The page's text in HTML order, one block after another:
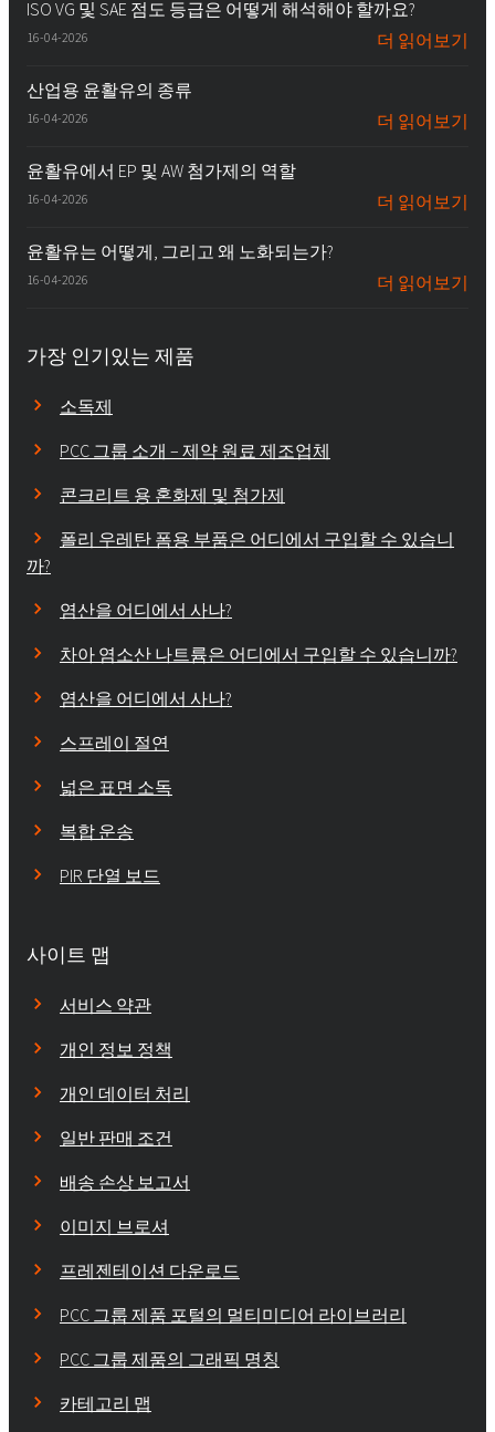
ISO VG 및 SAE 점도 등급은 어떻게 해석해야 할까요?
16-04-2026 더 읽어보기
산업용 윤활유의 종류
16-04-2026 더 읽어보기
윤활유에서 EP 및 AW 첨가제의 역할
16-04-2026 더 읽어보기
윤활유는 어떻게, 그리고 왜 노화되는가?
16-04-2026 더 읽어보기
가장 인기있는 제품
소독제
PCC 그룹 소개 – 제약 원료 제조업체
콘크리트 용 혼화제 및 첨가제
폴리 우레탄 폼용 부품은 어디에서 구입할 수 있습니
까?
염산을 어디에서 사나?
차아 염소산 나트륨은 어디에서 구입할 수 있습니까?
염산을 어디에서 사나?
스프레이 절연
넓은 표면 소독
복합 운송
PIR 단열 보드
사이트 맵
서비스 약관
개인 정보 정책
개인 데이터 처리
일반 판매 조건
배송 손상 보고서
이미지 브로셔
프레젠테이션 다운로드
PCC 그룹 제품 포털의 멀티미디어 라이브러리
PCC 그룹 제품의 그래픽 명칭
카테고리 맵